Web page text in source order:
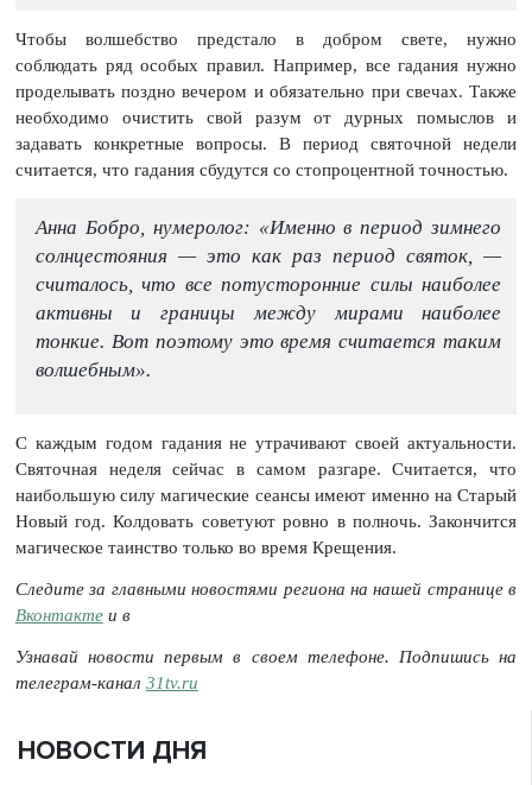
Чтобы волшебство предстало в добром свете, нужно
соблюдать ряд особых правил. Например, все гадания нужно
проделывать поздно вечером и обязательно при свечах. Также
необходимо очистить свой разум от дурных помыслов и
задавать конкретные вопросы. В период святочной недели
считается, что гадания сбудутся со стопроцентной точностью.
Анна Бобро, нумеролог: «Именно в период зимнего
солнцестояния — это как раз период святок, —
считалось, что все потусторонние силы наиболее
активны и границы между мирами наиболее
тонкие. Вот поэтому это время считается таким
волшебным».
С каждым годом гадания не утрачивают своей актуальности.
Святочная неделя сейчас в самом разгаре. Считается, что
наибольшую силу магические сеансы имеют именно на Старый
Новый год. Колдовать советуют ровно в полночь. Закончится
магическое таинство только во время Крещения.
Следите за главными новостями региона на нашей странице в
Вконтактеи в
Узнавай новости первым в своем телефоне. Подпишись на
телеграм-канал 31tv.ru
НОВОСТИ ДНЯ